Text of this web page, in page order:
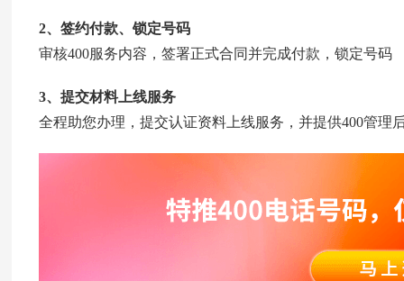
2、签约付款、锁定号码
审核400服务内容，签署正式合同并完成付款，锁定号码
3、提交材料上线服务
全程助您办理，提交认证资料上线服务，并提供400管理